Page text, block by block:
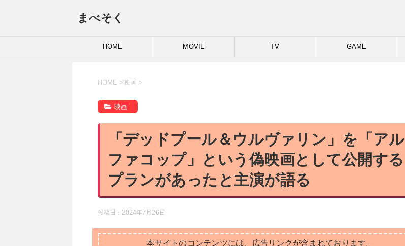
まべそく
HOME MOVIE TV GAME
HOME > 映画 >
映画
「デッドプール＆ウルヴァリン」を「アル
ファコップ」という偽映画として公開する
プランがあったと主演が語る
投稿日： 2024年7月26日
本サイトのコンテンツには、広告リンクが含まれております。